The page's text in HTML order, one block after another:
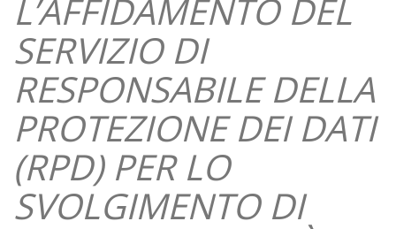
L’AFFIDAMENTO DEL
SERVIZIO DI
RESPONSABILE DELLA
PROTEZIONE DEI DATI
(RPD) PER LO
SVOLGIMENTO DI